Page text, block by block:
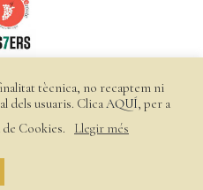
i devolucions
tècnica, no recaptem ni
dels usuaris. ClicaAQUÍ, per a
Cookies.
Llegir més